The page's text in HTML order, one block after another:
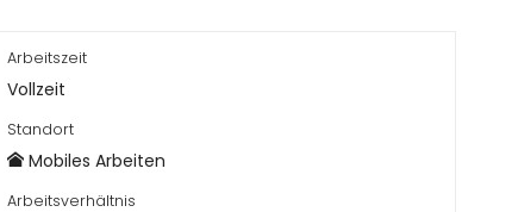
Arbeitszeit
Vollzeit
Standort
Mobiles Arbeiten
Arbeitsverhältnis